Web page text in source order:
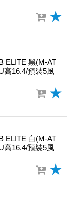
ELITE 黑(M-AT
高16.4/預裝5風
ELITE 白(M-AT
高16.4/預裝5風